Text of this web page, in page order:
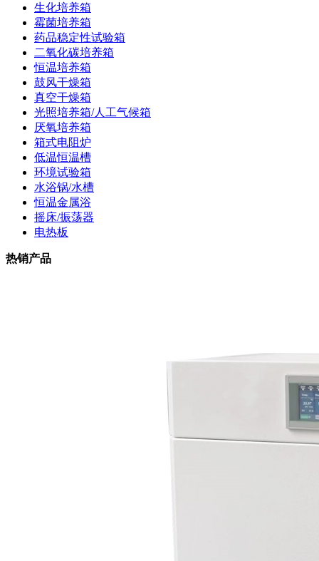
生化培养箱
霉菌培养箱
药品稳定性试验箱
二氧化碳培养箱
恒温培养箱
鼓风干燥箱
真空干燥箱
光照培养箱/人工气候箱
厌氧培养箱
箱式电阻炉
低温恒温槽
环境试验箱
水浴锅/水槽
恒温金属浴
摇床/振荡器
电热板
热销产品